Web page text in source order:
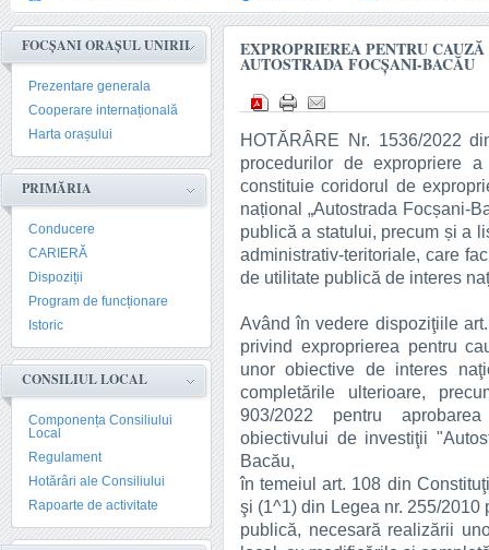
FOCȘANI ORAȘUL UNIRII
Prezentare generala
Cooperare internațională
Harta orașului
PRIMĂRIA
Conducere
CARIERĂ
Dispoziții
Program de funcționare
Istoric
CONSILIUL LOCAL
Componența Consiliului
Local
Regulament
Hotărâri ale Consiliului
Rapoarte de activitate
EXPROPRIEREA PENTRU
AUTOSTRADA FOCȘANI-BACĂU
HOTĂRÂRE Nr. 1536/2022
procedurilor de expropriere
constituie coridorul de
național „Autostrada Focșani-
publică a statului, precum și a
administrativ-teritoriale, care
de utilitate publică de interes
Având în vedere dispoziţiile
privind exproprierea pentru
unor obiective de interes
completările ulterioare,
903/2022 pentru
obiectivului de investiţii
Bacău,
în temeiul art. 108 din
şi (1^1) din Legea nr. 255/
publică, necesară realizării